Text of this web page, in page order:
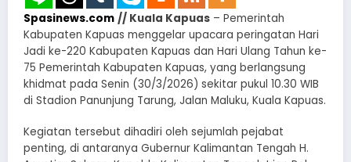
Spasinews.com // Kuala Kapuas – Pemerintah
Kabupaten Kapuas menggelar upacara peringatan Hari
Jadi ke-220 Kabupaten Kapuas dan Hari Ulang Tahun ke-
75 Pemerintah Kabupaten Kapuas, yang berlangsung
khidmat pada Senin (30/3/2026) sekitar pukul 10.30 WIB
di Stadion Panunjung Tarung, Jalan Maluku, Kuala Kapuas.
Kegiatan tersebut dihadiri oleh sejumlah pejabat
penting, di antaranya Gubernur Kalimantan Tengah H.